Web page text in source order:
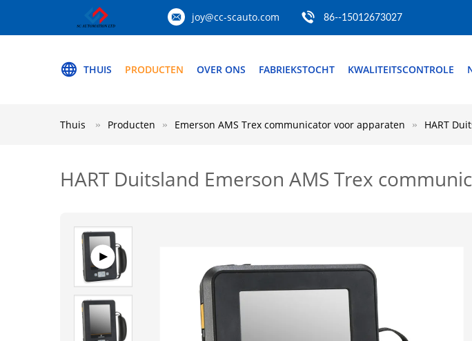
joy@cc-scauto.com 86--15012673027
THUIS PRODUCTEN OVER ONS FABRIEKSTOCHT KWALITEITSCONTROLE
Thuis Producten Emerson AMS Trex communicator voor apparaten HART
HART Duitsland Emerson AMS Trex